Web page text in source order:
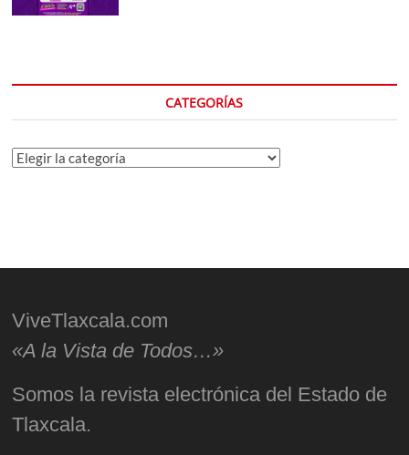
CATEGORÍAS
Categorías
ViveTlaxcala.com
«A la Vista de Todos…»
Somos la revista electrónica del Estado de
Tlaxcala.